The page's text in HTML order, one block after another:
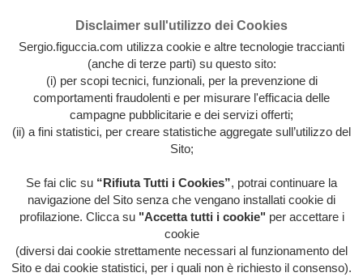
Archivio intera attività artistica di Sergio Figuccia & Opinionismo
personale
Disclaimer sull'utilizzo dei Cookies
Sergio.figuccia.com utilizza cookie e altre tecnologie traccianti
(anche di terze parti) su questo sito:
(i) per scopi tecnici, funzionali, per la prevenzione di
comportamenti fraudolenti e per misurare l'efficacia delle
campagne pubblicitarie e dei servizi offerti;
(ii) a fini statistici, per creare statistiche aggregate sull’utilizzo del
Sito;
Se fai clic su “Rifiuta Tutti i Cookies”, potrai continuare la
navigazione del Sito senza che vengano installati cookie di
profilazione. Clicca su "Accetta tutti i cookie" per accettare i
cookie
(diversi dai cookie strettamente necessari al funzionamento del
Sito e dai cookie statistici, per i quali non è richiesto il consenso).